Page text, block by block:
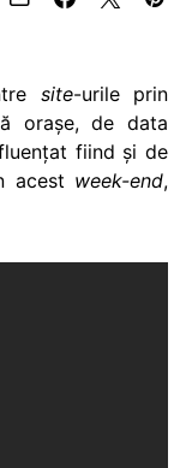
site-urile prin
oraşe, de data
fiind şi de
acest week-end,